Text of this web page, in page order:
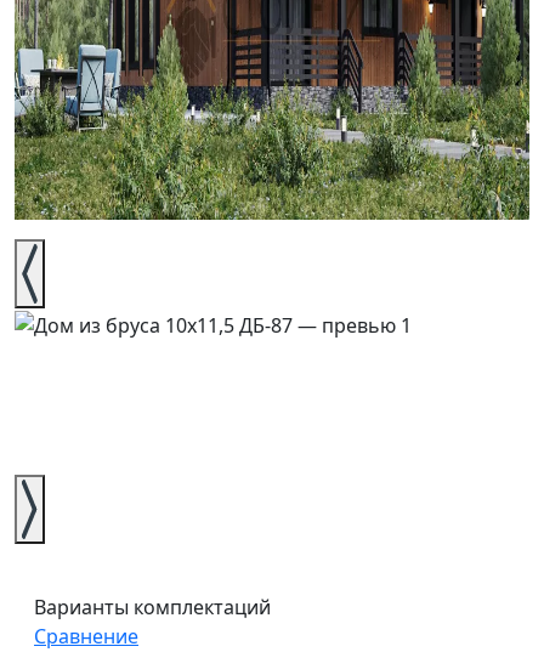
Варианты комплектаций
Сравнение